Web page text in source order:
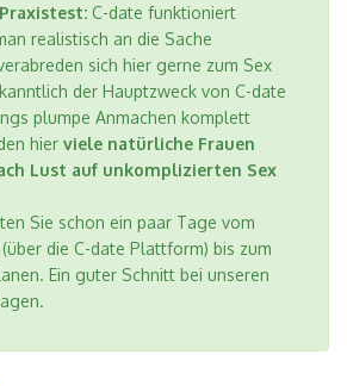
C-date funktioniert
realistisch an die Sache
sich hier gerne zum Sex
der Hauptzweck von C-date
plumpe Anmachen komplett
hier viele natürliche Frauen
Lust auf unkomplizierten Sex
Sie schon ein paar Tage vom
die C-date Plattform) bis zum
Ein guter Schnitt bei unseren